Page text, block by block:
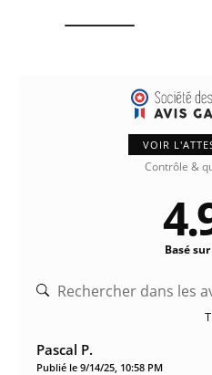
VOIR
Contrôle &
Basé
Pascal P.
Publié le 9/14/25, 10:58 PM